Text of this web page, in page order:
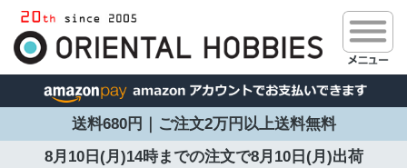
送料680円｜ご注文2万円以上送料無料
8月10日(月)14時までの注文で8月10日(月)出荷